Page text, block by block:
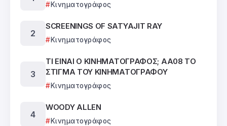
Κινηματογράφος
SCREENINGS OF SATYAJIT RAY
Κινηματογράφος
ΤΙ ΕΙΝΑΙ Ο ΚΙΝΗΜΑΤΟΓΡΑΦΟΣ; ΑΑ08 ΤΟ
ΣΤΙΓΜΑ ΤΟΥ ΚΙΝΗΜΑΤΟΓΡΑΦΟΥ
Κινηματογράφος
WOODY ALLEN
Κινηματογράφος